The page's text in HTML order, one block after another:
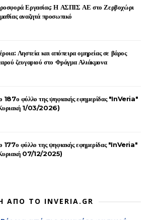
Εργασίας: Η ΑΣΠΙΣ ΑΕ στο Ζερβοχώρι
αναζητά προσωπικό
Ληστεία και απόπειρα ομηρείας σε βάρος
ζευγαριού στο Φράγμα Αλιάκμονα
187ο φύλλο της ψηφιακής εφημερίδας "InVeria"
1/03/2026)
177ο φύλλο της ψηφιακής εφημερίδας "InVeria"
07/12/2025)
ΤΟ INVERIA.GR